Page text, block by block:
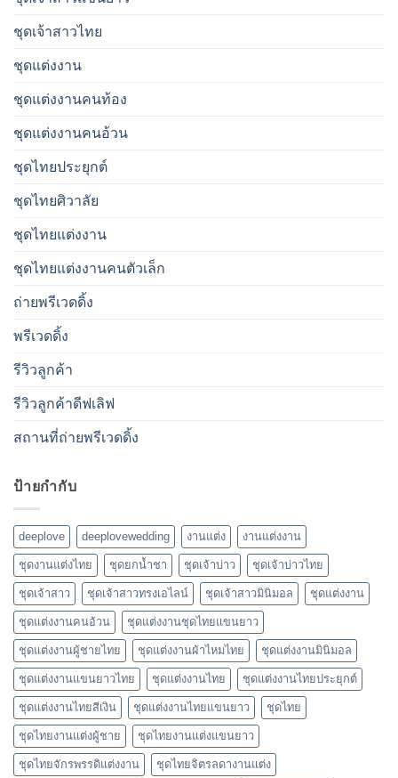
ชุดเจ้าสาวไทย
ชุดแต่งงาน
ชุดแต่งงานคนท้อง
ชุดแต่งงานคนอ้วน
ชุดไทยประยุกต์
ชุดไทยศิวาลัย
ชุดไทยแต่งงาน
ชุดไทยแต่งงานคนตัวเล็ก
ถ่ายพรีเวดดิ้ง
พรีเวดดิ้ง
รีวิวลูกค้า
รีวิวลูกค้าดีฟเลิฟ
สถานที่ถ่ายพรีเวดดิ้ง
ป้ายกำกับ
deeplove deeplovewedding งานแต่ง งานแต่งงาน
ชุดงานแต่งไทย ชุดยกน้ำชา ชุดเจ้าบ่าว ชุดเจ้าบ่าวไทย
ชุดเจ้าสาว ชุดเจ้าสาวทรงเอไลน์ ชุดเจ้าสาวมินิมอล ชุดแต่งงาน
ชุดแต่งงานคนอ้วน ชุดแต่งงานชุดไทยแขนยาว
ชุดแต่งงานผู้ชายไทย ชุดแต่งงานผ้าไหมไทย ชุดแต่งงานมินิมอล
ชุดแต่งงานแขนยาวไทย ชุดแต่งงานไทย ชุดแต่งงานไทยประยุกต์
ชุดแต่งงานไทยสีเงิน ชุดแต่งงานไทยแขนยาว ชุดไทย
ชุดไทยงานแต่งผู้ชาย ชุดไทยงานแต่งแขนยาว
ชุดไทยจักรพรรดิแต่งงาน ชุดไทยจิตรลดางานแต่ง